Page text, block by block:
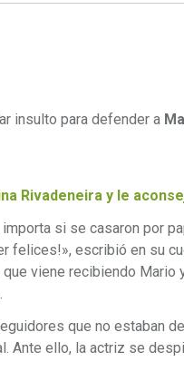
insulto para defender a
Rivadeneira y le
si se casaron por
felices!», escribió en su
viene recibiendo Mario
que no estaban
Ante ello, la actriz se